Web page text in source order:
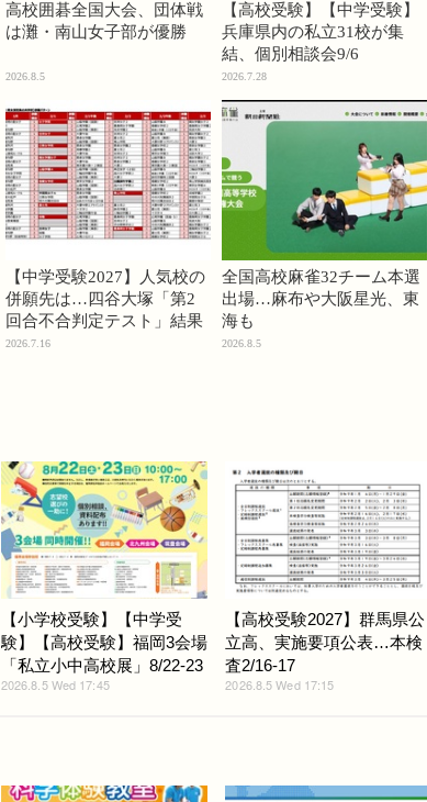
高校囲碁全国大会、団体戦
は灘・南山女子部が優勝
2026.8.5
【高校受験】【中学受験】
兵庫県内の私立31校が集
結、個別相談会9/6
2026.7.28
【中学受験2027】人気校の
併願先は…四谷大塚「第2
回合不合判定テスト」結果
2026.7.16
全国高校麻雀32チーム本選
出場…麻布や大阪星光、東
海も
2026.8.5
【小学校受験】【中学受
験】【高校受験】福岡3会場
「私立小中高校展」8/22-23
2026.8.5 Wed 17:45
【高校受験2027】群馬県公
立高、実施要項公表…本検
査2/16-17
2026.8.5 Wed 17:15